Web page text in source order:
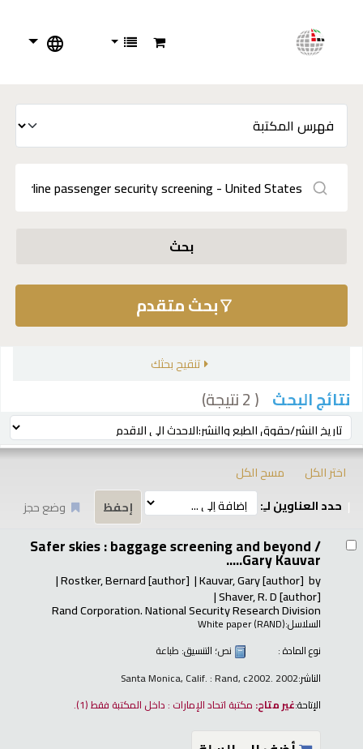
بحث
بحث متقدم
تنقيح بحثك
نتائج البحث ( 2 نتيجة)
ترتيب بواسطة:
اختر الكل
مسح الكل
حدد العناوين لـِ:
وضع حجز
Safer skies : baggage screening and beyond /
Gary Kauvar.....
by
Kauvar, Gary[author]
Rostker, Bernard[author]
Shaver, R. D[author]
Rand Corporation. National Security Research Division
السلاسل:White paper (RAND)
نوع المادة :
نص؛ التنسيق: طباعة
الناشر:Santa Monica, Calif. : Rand, c2002. 2002
الإتاحة:غير متاح: مكتبة اتحاد الإمارات : داخل المكتبة فقط(1).